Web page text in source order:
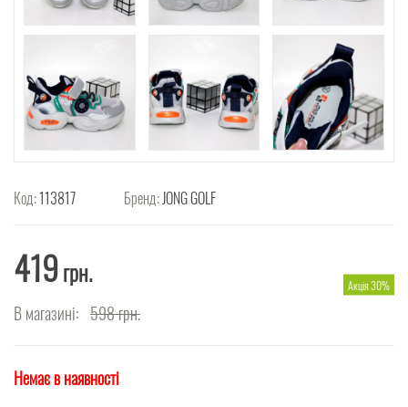
Код:113817 Бренд:JONG GOLF
419грн.
В магазині: 598грн.
Акція 30%
Немає в наявності